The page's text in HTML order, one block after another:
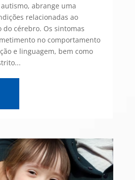
abrange uma
relacionadas ao
do cérebro. Os sintomas
no comportamento
e linguagem, bem como